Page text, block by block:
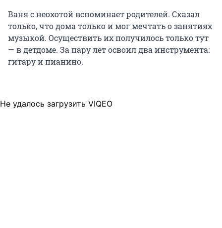
Ваня с неохотой вспоминает родителей. Сказал
только, что дома только и мог мечтать о занятиях
музыкой. Осуществить их получилось только тут
— в детдоме. За пару лет освоил два инструмента:
гитару и пианино.
Не удалось загрузить VIQEO